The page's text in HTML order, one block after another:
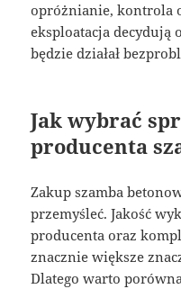
opróżnianie, kontrola
eksploatacja decydują
będzie działał
Jak wybrać
producenta
Zakup szamba
przemyśleć. Jakość
producenta oraz
znacznie większe
Dlatego warto